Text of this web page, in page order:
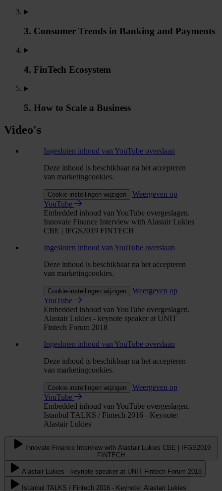
3. Consumer Trends in Banking and Payments
4. FinTech Ecosystem
5. How to Scale a Business
Video's
Ingesloten inhoud van YouTube overslaan
Deze inhoud is beschikbaar na het accepteren
van marketingcookies.
Cookie-instellingen wijzigen
Weergeven op
YouTube
Embedded inhoud van YouTube overgeslagen.
Innovate Finance Interview with Alastair Lukies
CBE | IFGS2019 FINTECH
Ingesloten inhoud van YouTube overslaan
Deze inhoud is beschikbaar na het accepteren
van marketingcookies.
Cookie-instellingen wijzigen
Weergeven op
YouTube
Embedded inhoud van YouTube overgeslagen.
Alastair Lukies - keynote speaker at UNIT
Fintech Forum 2018
Ingesloten inhoud van YouTube overslaan
Deze inhoud is beschikbaar na het accepteren
van marketingcookies.
Cookie-instellingen wijzigen
Weergeven op
YouTube
Embedded inhoud van YouTube overgeslagen.
Istanbul TALKS / Fintech 2016 - Keynote:
Alastair Lukies
Innovate Finance Interview with Alastair Lukies CBE | IFGS2019
FINTECH
Alastair Lukies - keynote speaker at UNIT Fintech Forum 2018
Istanbul TALKS / Fintech 2016 - Keynote: Alastair Lukies